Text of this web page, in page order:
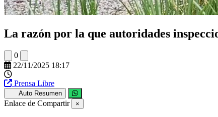
La razón por la que autoridades
0
22/11/2025 18:17
Prensa Libre
Auto Resumen
Enlace de Compartir ×